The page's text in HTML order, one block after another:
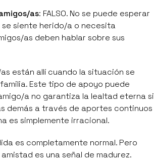
as: FALSO. No se puede esperar
se siente herido/a o necesita
as deben hablar sobre sus
as están allí cuando la situación se
Este tipo de apoyo puede
a no garantiza la lealtad eterna si
demás a través de aportes continuos
es simplemente irracional.
es completamente normal. Pero
es una señal de madurez.